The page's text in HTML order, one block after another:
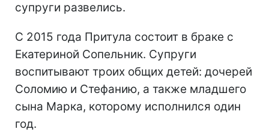
супруги развелись.
С 2015 года Притула состоит в браке с
Екатериной Сопельник. Супруги
воспитывают троих общих детей: дочерей
Соломию и Стефанию, а также младшего
сына Марка, которому исполнился один
год.